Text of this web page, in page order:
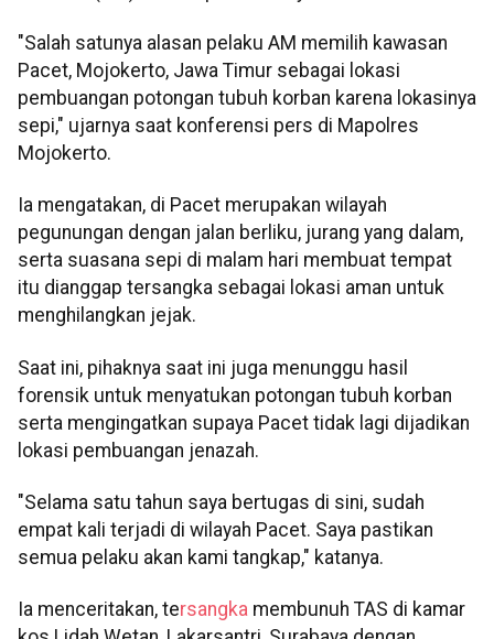
"Salah satunya alasan pelaku AM memilih kawasan
Pacet, Mojokerto, Jawa Timur sebagai lokasi
pembuangan potongan tubuh korban karena lokasinya
sepi," ujarnya saat konferensi pers di Mapolres
Mojokerto.
Ia mengatakan, di Pacet merupakan wilayah
pegunungan dengan jalan berliku, jurang yang dalam,
serta suasana sepi di malam hari membuat tempat
itu dianggap tersangka sebagai lokasi aman untuk
menghilangkan jejak.
Saat ini, pihaknya saat ini juga menunggu hasil
forensik untuk menyatukan potongan tubuh korban
serta mengingatkan supaya Pacet tidak lagi dijadikan
lokasi pembuangan jenazah.
"Selama satu tahun saya bertugas di sini, sudah
empat kali terjadi di wilayah Pacet. Saya pastikan
semua pelaku akan kami tangkap," katanya.
Ia menceritakan, tersangka membunuh TAS di kamar